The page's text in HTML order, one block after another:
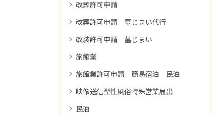
改葬許可申請
改葬許可申請 墓じまい代行
改装許可申請 墓じまい
旅館業
旅館業許可申請 簡易宿泊 民泊
映像送信型性風俗特殊営業届出
民泊